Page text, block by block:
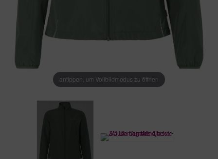
antippen, um Vollbildmodus zu öffnen